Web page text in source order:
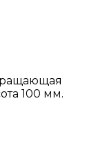
100 мм.